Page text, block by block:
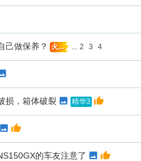
己做保养？ 火... ... 2 3 4
损，箱体破裂 精华3
的车友注意了